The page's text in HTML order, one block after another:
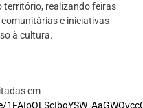
território, realizando feiras
e iniciativas
à cultura.
em